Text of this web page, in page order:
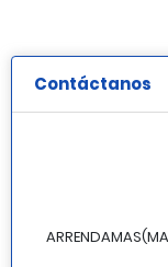
Contáctanos